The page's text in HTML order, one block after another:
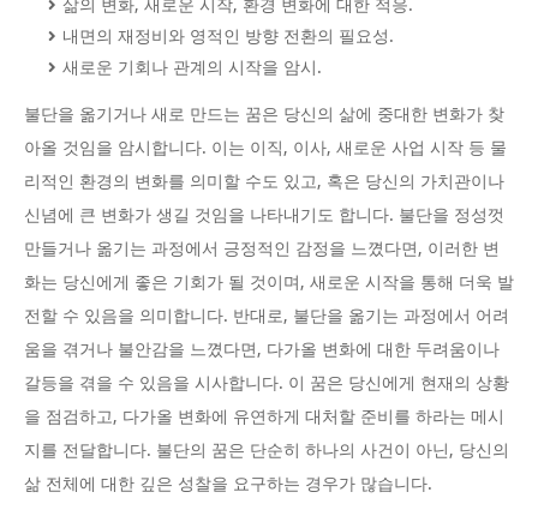
삶의 변화, 새로운 시작, 환경 변화에 대한 적응.
내면의 재정비와 영적인 방향 전환의 필요성.
새로운 기회나 관계의 시작을 암시.
불단을 옮기거나 새로 만드는 꿈은 당신의 삶에 중대한 변화가 찾
아올 것임을 암시합니다. 이는 이직, 이사, 새로운 사업 시작 등 물
리적인 환경의 변화를 의미할 수도 있고, 혹은 당신의 가치관이나
신념에 큰 변화가 생길 것임을 나타내기도 합니다. 불단을 정성껏
만들거나 옮기는 과정에서 긍정적인 감정을 느꼈다면, 이러한 변
화는 당신에게 좋은 기회가 될 것이며, 새로운 시작을 통해 더욱 발
전할 수 있음을 의미합니다. 반대로, 불단을 옮기는 과정에서 어려
움을 겪거나 불안감을 느꼈다면, 다가올 변화에 대한 두려움이나
갈등을 겪을 수 있음을 시사합니다. 이 꿈은 당신에게 현재의 상황
을 점검하고, 다가올 변화에 유연하게 대처할 준비를 하라는 메시
지를 전달합니다. 불단의 꿈은 단순히 하나의 사건이 아닌, 당신의
삶 전체에 대한 깊은 성찰을 요구하는 경우가 많습니다.